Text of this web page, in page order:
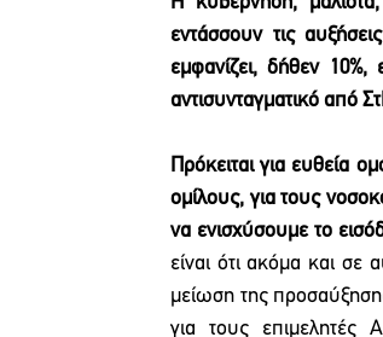
εντάσσουν τις
εμφανίζει, δήθεν
αντισυνταγματικό από
Πρόκειται για ευθεία
ομίλους, για τους
να ενισχύσουμε το
είναι ότι ακόμα και σε
μείωση της
για τους